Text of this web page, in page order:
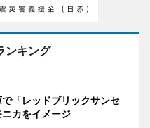
ンキング
「レッドブリックサンセ
カをイメージ